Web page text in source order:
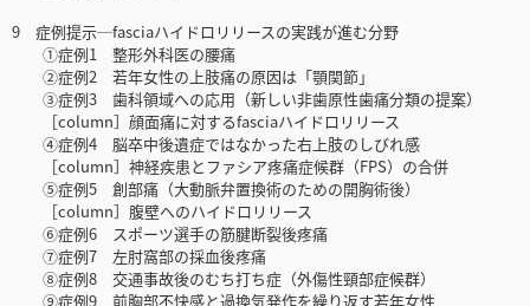
9 症例提示─fasciaハイドロリリースの実践が進む分野
①症例1 整形外科医の腰痛
②症例2 若年女性の上肢痛の原因は「顎関節」
③症例3 歯科領域への応用（新しい非歯原性歯痛分類の提案）
［column］顔面痛に対するfasciaハイドロリリース
④症例4 脳卒中後遺症ではなかった右上肢のしびれ感
［column］神経疾患とファシア疼痛症候群（FPS）の合併
⑤症例5 創部痛（大動脈弁置換術のための開胸術後）
［column］腹壁へのハイドロリリース
⑥症例6 スポーツ選手の筋腱断裂後疼痛
⑦症例7 左肘窩部の採血後疼痛
⑧症例8 交通事故後のむち打ち症（外傷性頸部症候群）
⑨症例9 前胸部不快感と過換気発作を繰り返す若年女性